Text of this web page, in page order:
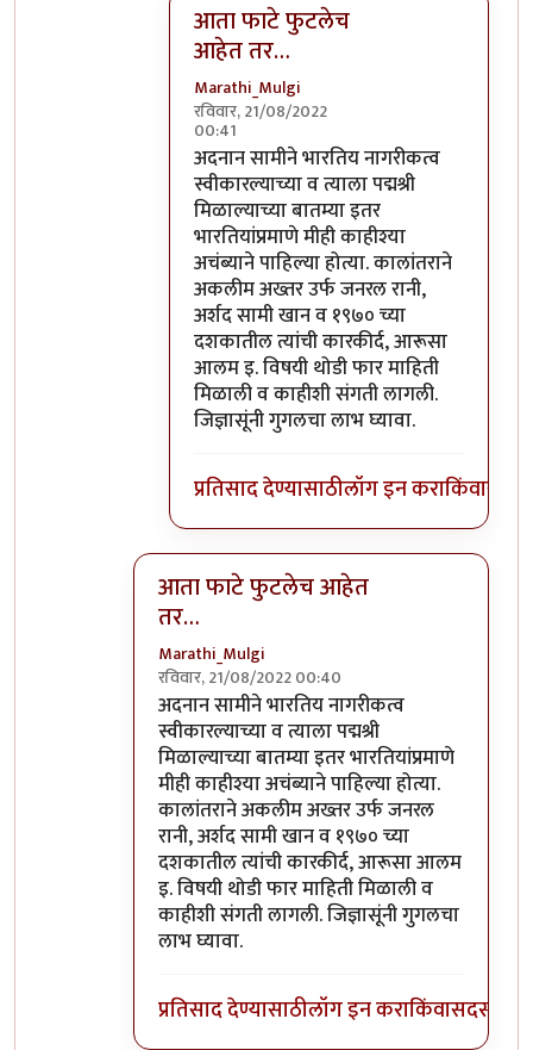
आता फाटे फुटलेच
आहेत तर…
Marathi_Mulgi
रविवार, 21/08/2022
00:41
In reply toकर तर येथील कलाकारही भरतात.
अदनान सामीने भारतिय नागरीकत्व
स्वीकारल्याच्या व त्याला पद्मश्री
मिळाल्याच्या बातम्या इतर
भारतियांप्रमाणे मीही काहीश्या
अचंब्याने पाहिल्या होत्या. कालांतराने
अकलीम अख्तर उर्फ जनरल रानी,
अर्शद सामी खान व १९७० च्या
दशकातील त्यांची कारकीर्द, आरूसा
आलम इ. विषयी थोडी फार माहिती
मिळाली व काहीशी संगती लागली.
जिज्ञासूंनी गुगलचा लाभ घ्यावा.
प्रतिसाद देण्यासाठीलॉग इन कराकिंवा
आता फाटे फुटलेच आहेत
तर…
Marathi_Mulgi
रविवार, 21/08/2022 00:40
In reply toदुर्दैवाने याच जपु लोकाना
अदनान सामीने भारतिय नागरीकत्व
स्वीकारल्याच्या व त्याला पद्मश्री
मिळाल्याच्या बातम्या इतर भारतियांप्रमाणे
मीही काहीश्या अचंब्याने पाहिल्या होत्या.
कालांतराने अकलीम अख्तर उर्फ जनरल
रानी, अर्शद सामी खान व १९७० च्या
दशकातील त्यांची कारकीर्द, आरूसा आलम
इ. विषयी थोडी फार माहिती मिळाली व
काहीशी संगती लागली. जिज्ञासूंनी गुगलचा
लाभ घ्यावा.
प्रतिसाद देण्यासाठीलॉग इन कराकिंवासदस्य व्हा